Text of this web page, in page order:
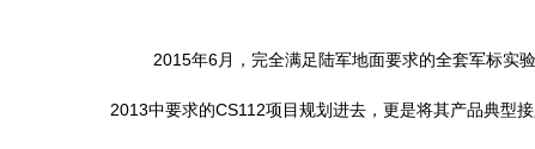
2015年6月，完全满足陆军地面要求的全套军标实
2013中要求的CS112项目规划进去，更是将其产品典型